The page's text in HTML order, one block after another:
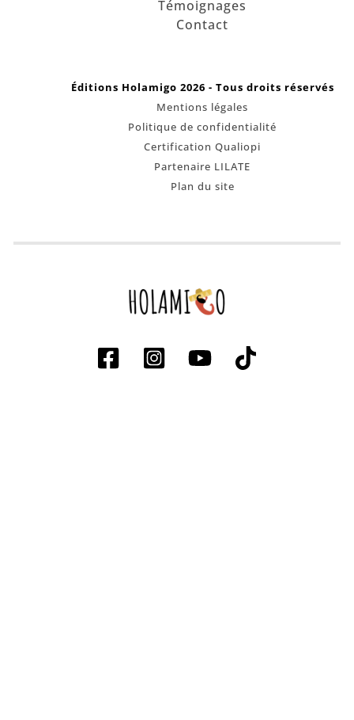
Témoignages
Contact
Éditions Holamigo 2026 - Tous droits réservés
Mentions légales
Politique de confidentialité
Certification Qualiopi
Partenaire LILATE
Plan du site